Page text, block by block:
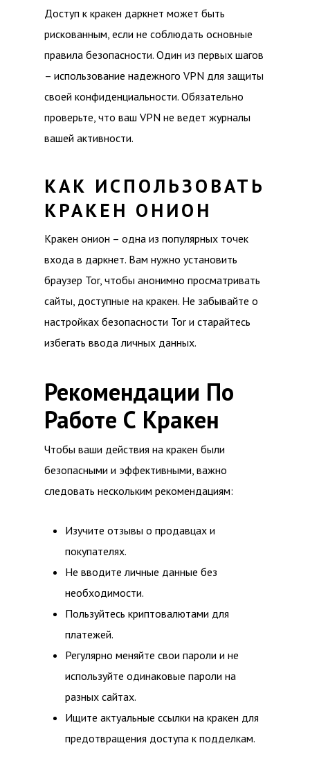
Доступ к кракен даркнет может быть
рискованным, если не соблюдать основные
правила безопасности. Один из первых шагов
– использование надежного VPN для защиты
своей конфиденциальности. Обязательно
проверьте, что ваш VPN не ведет журналы
вашей активности.
КАК ИСПОЛЬЗОВАТЬ
КРАКЕН ОНИОН
Кракен онион – одна из популярных точек
входа в даркнет. Вам нужно установить
браузер Tor, чтобы анонимно просматривать
сайты, доступные на кракен. Не забывайте о
настройках безопасности Tor и старайтесь
избегать ввода личных данных.
Рекомендации По
Работе С Кракен
Чтобы ваши действия на кракен были
безопасными и эффективными, важно
следовать нескольким рекомендациям:
Изучите отзывы о продавцах и
покупателях.
Не вводите личные данные без
необходимости.
Пользуйтесь криптовалютами для
платежей.
Регулярно меняйте свои пароли и не
используйте одинаковые пароли на
разных сайтах.
Ищите актуальные ссылки на кракен для
предотвращения доступа к подделкам.